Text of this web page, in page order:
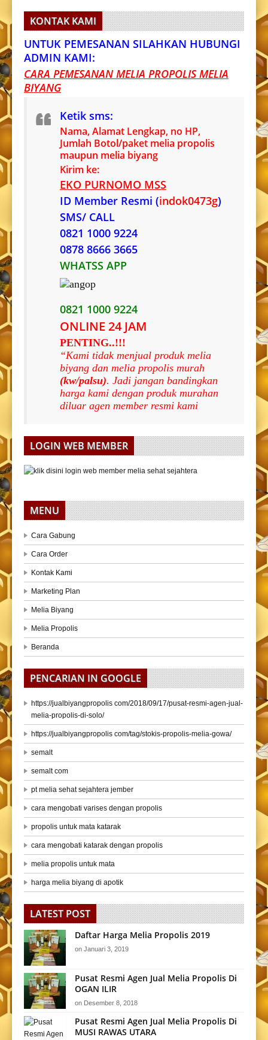
KONTAK KAMI
UNTUK PEMESANAN SILAHKAN HUBUNGI
ADMIN KAMI:
CARA PEMESANAN MELIA PROPOLIS MELIA
BIYANG
Ketik sms:
Nama, Alamat Lengkap, no HP,
Jumlah Botol/paket melia propolis
maupun melia biyang
Kirim ke:
EKO PURNOMO MSS
ID Member Resmi (indok0473g)
SMS/ CALL
0821 1000 9224
0878 8666 3665
WHATSS APP
0821 1000 9224
ONLINE 24 JAM
PENTING..!!!
“Kami tidak menjual produk melia
biyang dan melia propolis murah
(kw/palsu). Jadi jangan bandingkan
harga kami dengan produk murahan
diluar agen member resmi kami
LOGIN WEB MEMBER
MENU
Cara Gabung
Cara Order
Kontak Kami
Marketing Plan
Melia Biyang
Melia Propolis
Beranda
PENCARIAN IN GOOGLE
https://jualbiyangpropolis com/2018/09/17/pusat-resmi-agen-jual-
melia-propolis-di-solo/
https://jualbiyangpropolis com/tag/stokis-propolis-melia-gowa/
semalt
semalt com
pt melia sehat sejahtera jember
cara mengobati varises dengan propolis
propolis untuk mata katarak
cara mengobati katarak dengan propolis
melia propolis untuk mata
harga melia biyang di apotik
LATEST POST
Daftar Harga Melia Propolis 2019
on Januari 3, 2019
Pusat Resmi Agen Jual Melia Propolis Di
OGAN ILIR
on Desember 8, 2018
Pusat Resmi Agen Jual Melia Propolis Di
MUSI RAWAS UTARA